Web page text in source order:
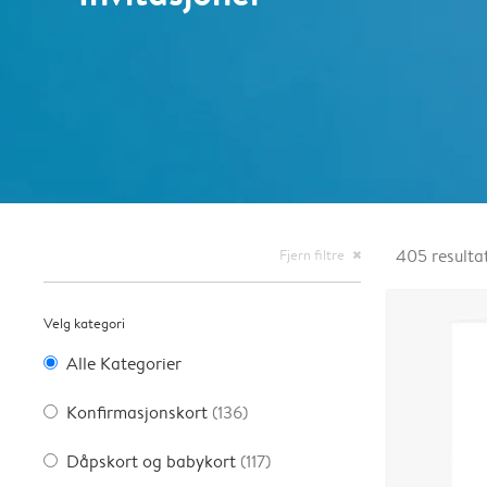
Fjern filtre close
Velg kategori
Alle Kategorier
Konfirmasjonskort (136)
Dåpskort og babykort (117)
405